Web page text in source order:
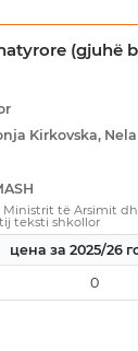
(gjuhë
Kirkovska,
të Arsimit
teksti shkollor
цена за 2025/26
0